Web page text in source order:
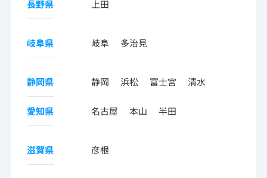
長野県 上田
岐阜県 岐阜 多治見
静岡県 静岡 浜松 富士宮 清水
愛知県 名古屋 本山 半田
滋賀県 彦根